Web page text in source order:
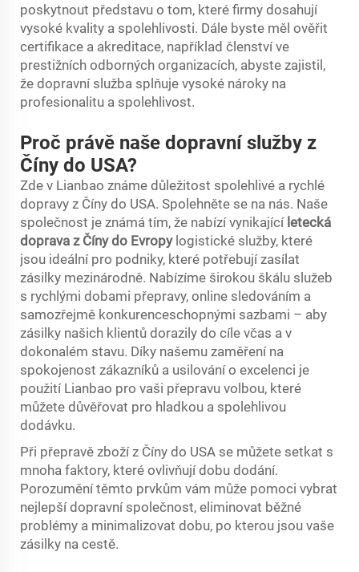
poskytnout představu o tom, které firmy dosahují
vysoké kvality a spolehlivosti. Dále byste měl ověřit
certifikace a akreditace, například členství ve
prestižních odborných organizacích, abyste zajistil,
že dopravní služba splňuje vysoké nároky na
profesionalitu a spolehlivost.
Proč právě naše dopravní služby z
Číny do USA?
Zde v Lianbao známe důležitost spolehlivé a rychlé
dopravy z Číny do USA. Spolehněte se na nás. Naše
společnost je známá tím, že nabízí vynikající letecká
doprava z Číny do Evropy logistické služby, které
jsou ideální pro podniky, které potřebují zasílat
zásilky mezinárodně. Nabízíme širokou škálu služeb
s rychlými dobami přepravy, online sledováním a
samozřejmě konkurenceschopnými sazbami – aby
zásilky našich klientů dorazily do cíle včas a v
dokonalém stavu. Díky našemu zaměření na
spokojenost zákazníků a usilování o excelenci je
použití Lianbao pro vaši přepravu volbou, které
můžete důvěřovat pro hladkou a spolehlivou
dodávku.
Při přepravě zboží z Číny do USA se můžete setkat s
mnoha faktory, které ovlivňují dobu dodání.
Porozumění těmto prvkům vám může pomoci vybrat
nejlepší dopravní společnost, eliminovat běžné
problémy a minimalizovat dobu, po kterou jsou vaše
zásilky na cestě.